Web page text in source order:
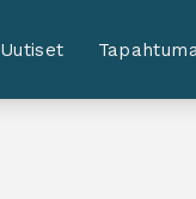
Uutiset